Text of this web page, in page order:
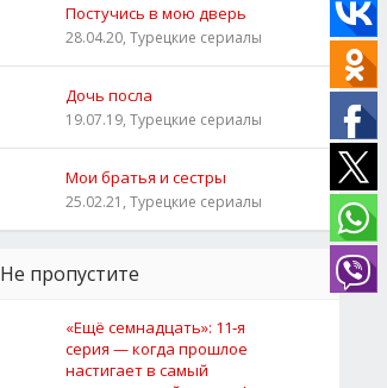
Постучись в мою дверь
28.04.20, Турецкие сериалы
Дочь посла
19.07.19, Турецкие сериалы
Мои братья и сестры
25.02.21, Турецкие сериалы
Не пропустите
«Ещё семнадцать»: 11‑я
серия — когда прошлое
настигает в самый